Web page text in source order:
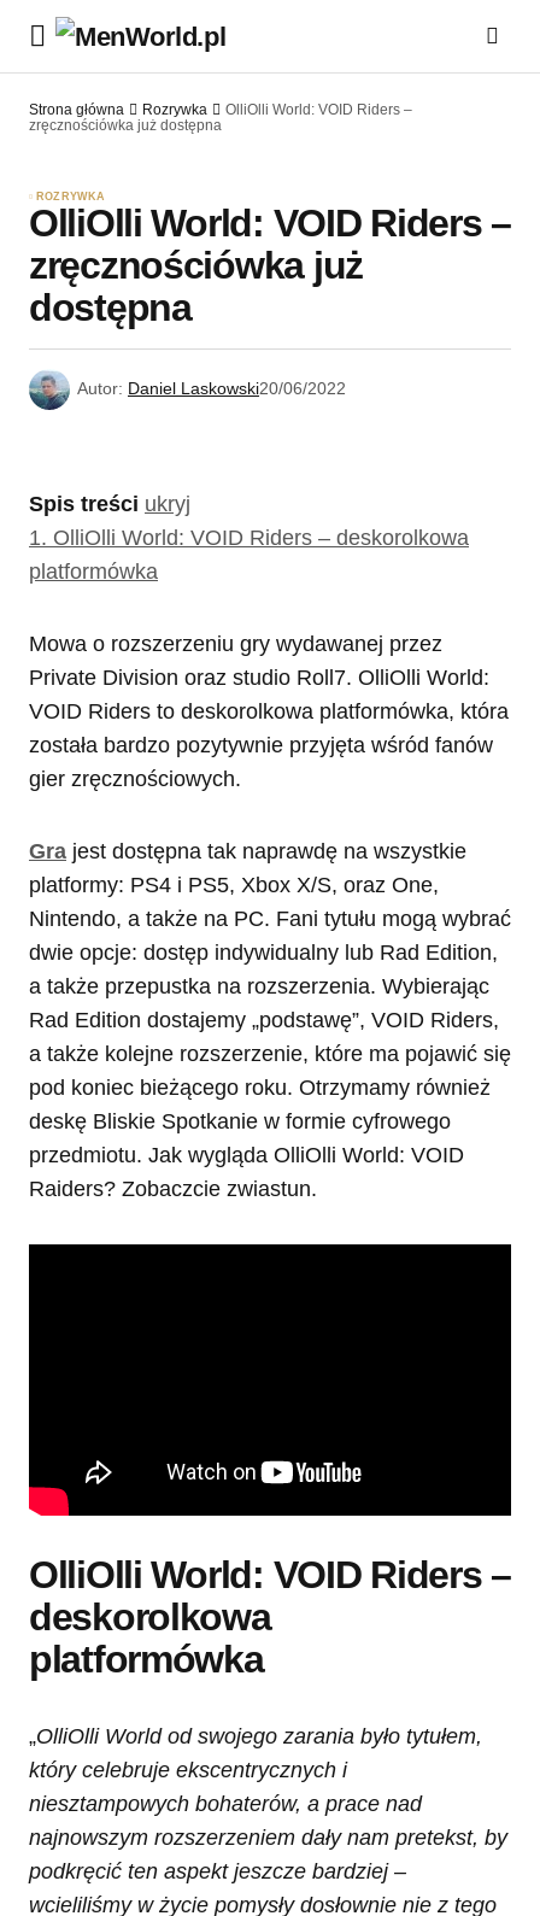
Strona główna Rozrywka
OlliOlli World: VOID Riders –
zręcznościówka już dostępna
ROZRYWKA
OlliOlli World: VOID Riders –
zręcznościówka już
dostępna
Autor: Daniel Laskowski20/06/2022
Spis treści ukryj
1. OlliOlli World: VOID Riders – deskorolkowa
platformówka
Mowa o rozszerzeniu gry wydawanej przez
Private Division oraz studio Roll7. OlliOlli World:
VOID Riders to deskorolkowa platformówka, która
została bardzo pozytywnie przyjęta wśród fanów
gier zręcznościowych.
Gra jest dostępna tak naprawdę na wszystkie
platformy: PS4 i PS5, Xbox X/S, oraz One,
Nintendo, a także na PC. Fani tytułu mogą wybrać
dwie opcje: dostęp indywidualny lub Rad Edition,
a także przepustka na rozszerzenia. Wybierając
Rad Edition dostajemy „podstawę”, VOID Riders,
a także kolejne rozszerzenie, które ma pojawić się
pod koniec bieżącego roku. Otrzymamy również
deskę Bliskie Spotkanie w formie cyfrowego
przedmiotu. Jak wygląda OlliOlli World: VOID
Raiders? Zobaczcie zwiastun.
OlliOlli World: VOID Riders –
deskorolkowa
platformówka
„OlliOlli World od swojego zarania było tytułem,
który celebruje ekscentrycznych i
niesztampowych bohaterów, a prace nad
najnowszym rozszerzeniem dały nam pretekst, by
podkręcić ten aspekt jeszcze bardziej –
wcieliliśmy w życie pomysły dosłownie nie z tego